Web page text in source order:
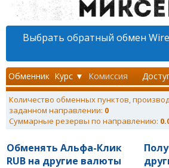
Выбрать обратный обмен Wire
Обменник Курс ▼ Комиссия
Количество обменных пунктов,
заданном направлении: 0
Суммарные резервы по направлению:
Обменять Альфа-Клик
RUB на другие валюты